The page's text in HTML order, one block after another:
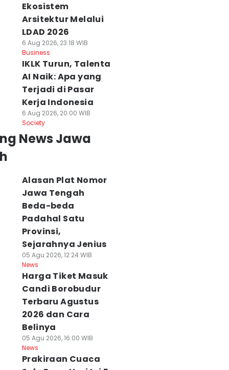
Ekosistem
Arsitektur Melalui
LDAD 2026
6 Aug 2026, 23:18 WIB
Business
IKLK Turun, Talenta
AI Naik: Apa yang
Terjadi di Pasar
Kerja Indonesia
6 Aug 2026, 20:00 WIB
Society
News Jawa
Alasan Plat Nomor
Jawa Tengah
Beda-beda
Padahal Satu
Provinsi,
Sejarahnya Jenius
05 Agu 2026, 12:24 WIB
News
Harga Tiket Masuk
Candi Borobudur
Terbaru Agustus
2026 dan Cara
Belinya
05 Agu 2026, 16:00 WIB
News
Prakiraan Cuaca